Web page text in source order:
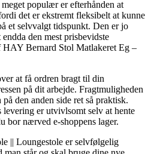
populær er efterhånden at
det er ekstremt fleksibelt at kunne
et selvvalgt tidspunkt. Den er jo
den mest prisbevidste
HAY Bernard Stol Matlakeret Eg –
at få ordren bragt til din
på dit arbejde. Fragtmuligheden
den anden side ret så praktisk.
levering er utvivlsomt selv at hente
bor nærved e-shoppens lager.
|| Loungestole er selvfølgelig